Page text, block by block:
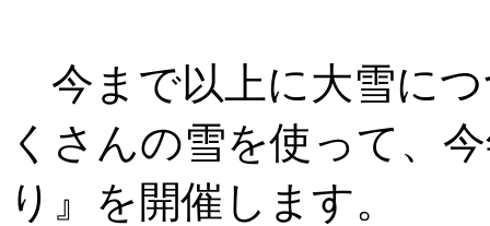
今まで以上に大雪に
くさんの雪を使って、
り』を開催します。